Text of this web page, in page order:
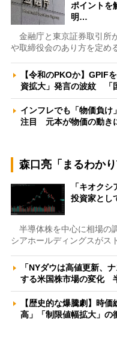
ポイントを
明…
金融庁と東京証券取引所
や取締役会のあり方を定め
【令和のPKOか】GPIF
資拡大」発言の波紋 「
インフレでも「物価負け
注目 元本が物価の動き
森口亮「まるわかり
「キオク
投資家と
半導体株を中心に相場の
シアホールディングスがス
「NYダウは高値更新、
する米国株市場の変化
【歴史的な爆騰劇】時
高」「制限値幅拡大」